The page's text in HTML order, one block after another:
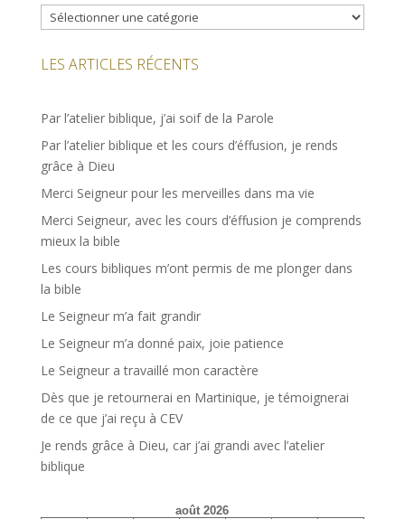
Catégories
LES ARTICLES RÉCENTS
Par l’atelier biblique, j’ai soif de la Parole
Par l’atelier biblique et les cours d’éffusion, je rends
grâce à Dieu
Merci Seigneur pour les merveilles dans ma vie
Merci Seigneur, avec les cours d’éffusion je comprends
mieux la bible
Les cours bibliques m’ont permis de me plonger dans
la bible
Le Seigneur m’a fait grandir
Le Seigneur m’a donné paix, joie patience
Le Seigneur a travaillé mon caractère
Dès que je retournerai en Martinique, je témoignerai
de ce que j’ai reçu à CEV
Je rends grâce à Dieu, car j’ai grandi avec l’atelier
biblique
août 2026